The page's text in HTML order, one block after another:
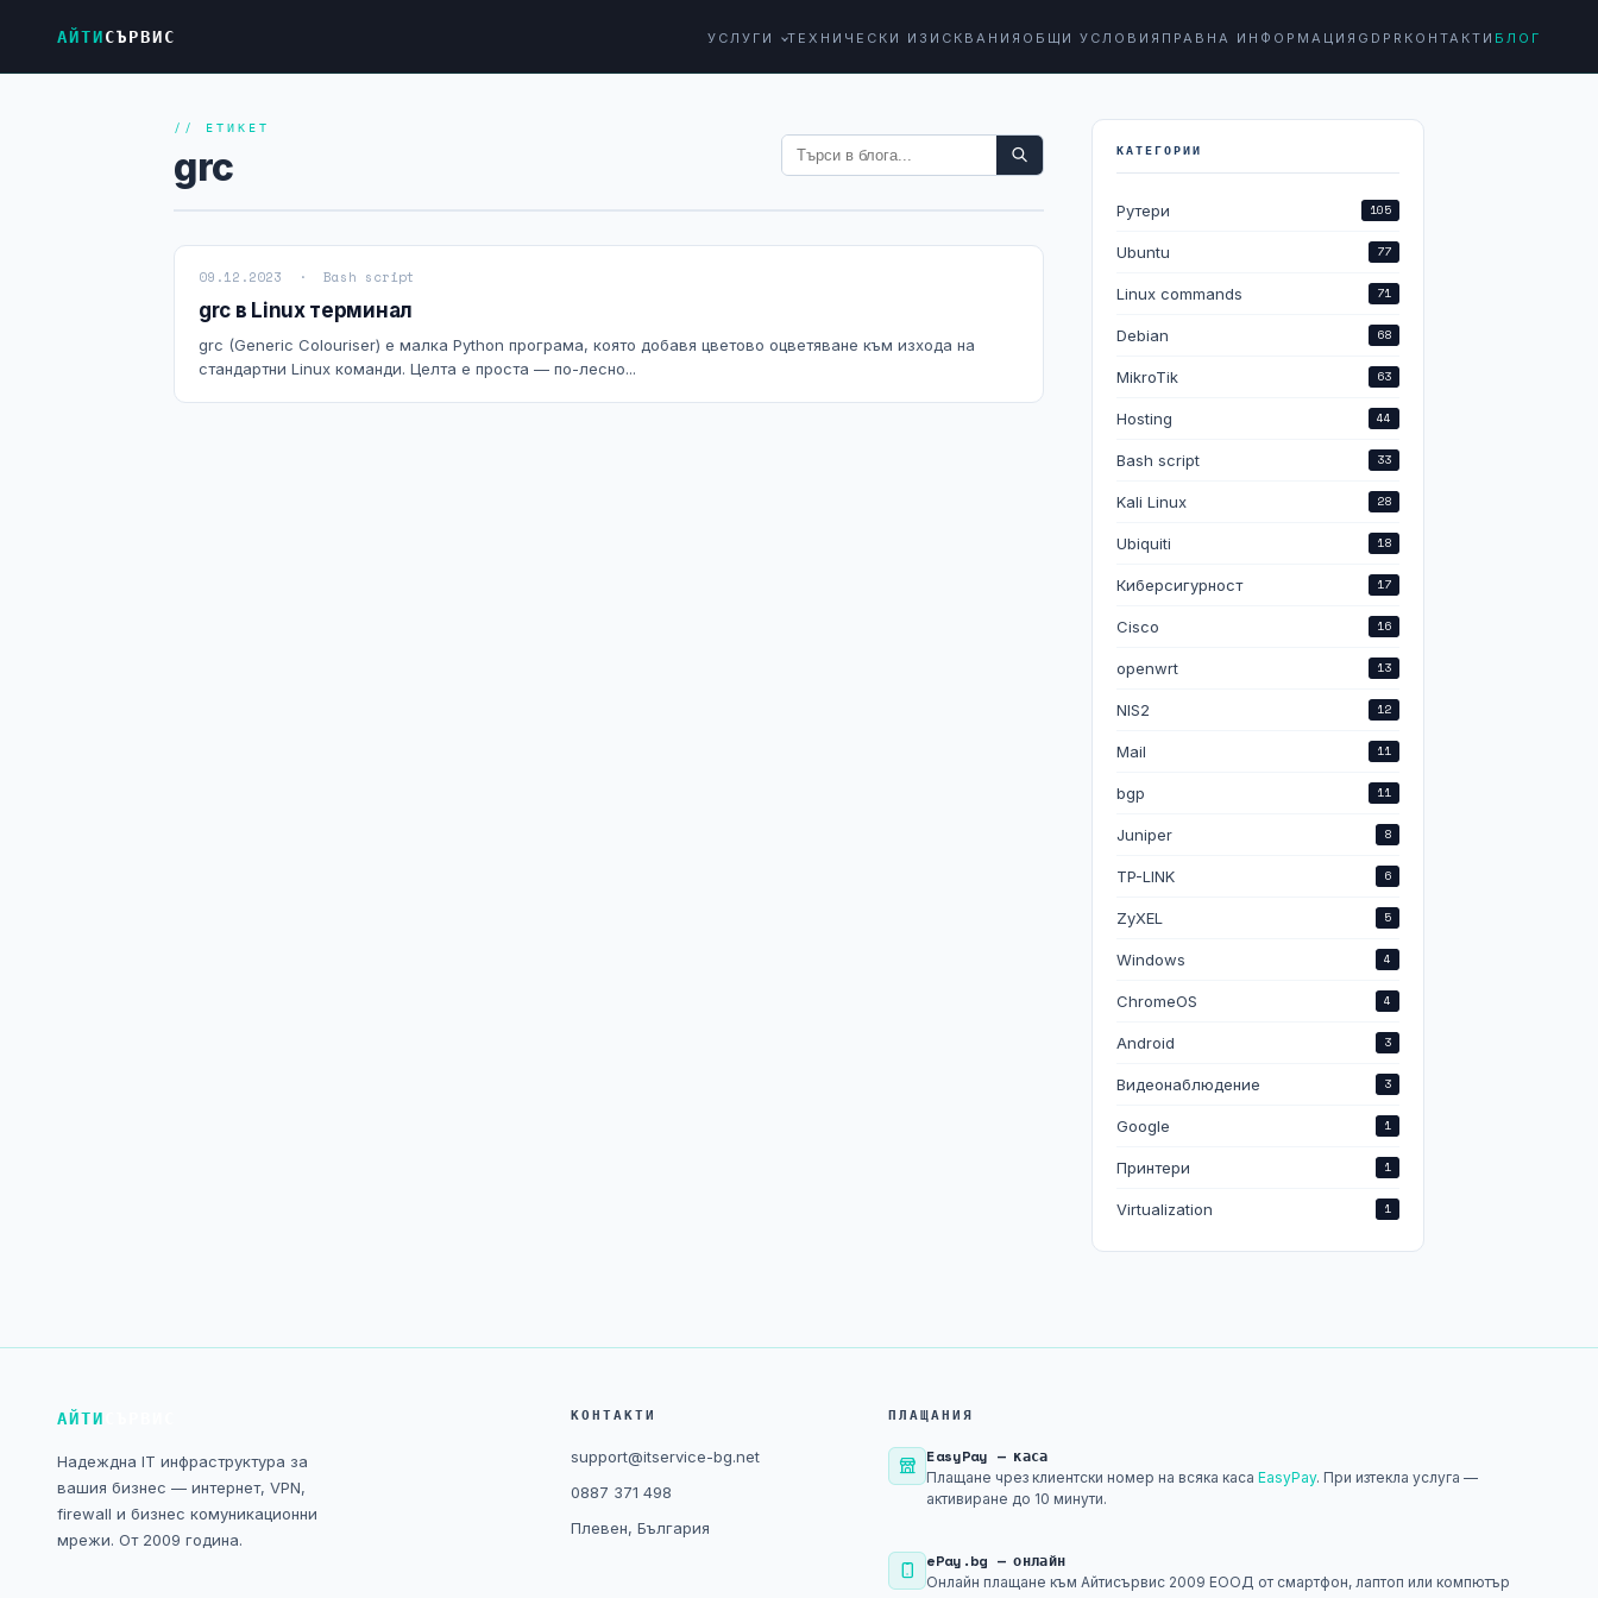
АЙТИСЪРВИС УСЛУГИ ТЕХНИЧЕСКИ ИЗИСКВАНИЯ ОБЩИ УСЛОВИЯ ПРАВНА ИНФОРМАЦИЯ GDPR КОНТАКТИ БЛОГ
// ЕТИКЕТ
grc
09.12.2023 · Bash script
grc в Linux терминал
grc (Generic Colouriser) е малка Python програма, която добавя цветово оцветяване към изхода на
стандартни Linux команди. Целта е проста — по-лесно...
КАТЕГОРИИ
Рутери 105
Ubuntu 77
Linux commands 71
Debian 68
MikroTik 63
Hosting 44
Bash script 33
Kali Linux 28
Ubiquiti 18
Киберсигурност 17
Cisco 16
openwrt 13
NIS2 12
Mail 11
bgp 11
Juniper 8
TP-LINK 6
ZyXEL 5
Windows 4
ChromeOS 4
Android 3
Видеонаблюдение 3
Google 1
Принтери 1
Virtualization 1
АЙТИ
Надеждна IT инфраструктура за
вашия бизнес — интернет, VPN,
firewall и бизнес комуникационни
мрежи. От 2009 година.
КОНТАКТИ
support@itservice-bg.net
0887 371 498
Плевен, България
ПЛАЩАНИЯ
EasyPay — каса
Плащане чрез клиентски номер на всяка касаEasyPay. При изтекла услуга —
активиране до 10 минути.
ePay.bg — онлайн
Онлайн плащане към Айтисървис 2009 ЕООД от смартфон, лаптоп или компютър